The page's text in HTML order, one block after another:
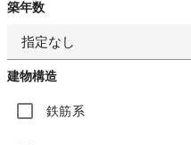
築年数
指定なし
建物構造
鉄筋系